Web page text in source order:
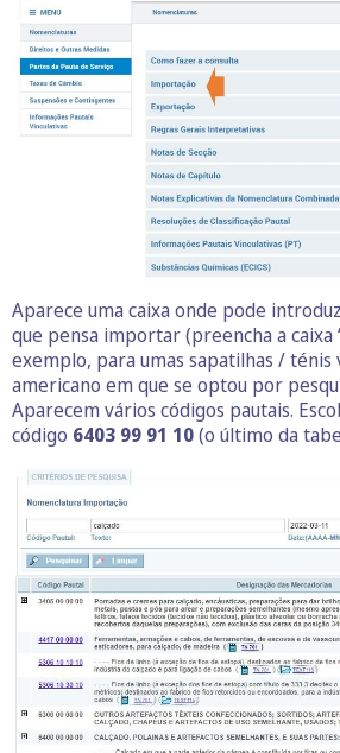
Aparece uma caixa onde pode
que pensa importar (preencha a caixa
exemplo, para umas sapatilhas /
americano em que se optou por
Aparecem vários códigos pautais.
código 6403 99 91 10(o último da